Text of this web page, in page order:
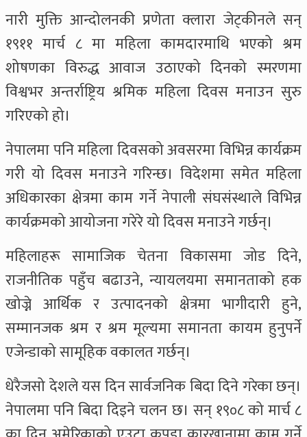
नारी मुक्ति आन्दोलनकी प्रणेता क्लारा जेट्कीनले सन्
१९११ मार्च ८ मा महिला कामदारमाथि भएको श्रम
शोषणका विरुद्ध आवाज उठाएको दिनको स्मरणमा
विश्वभर अन्तर्राष्ट्रिय श्रमिक महिला दिवस मनाउन सुरु
गरिएको हो।
नेपालमा पनि महिला दिवसको अवसरमा विभिन्न कार्यक्रम
गरी यो दिवस मनाउने गरिन्छ। विदेशमा समेत महिला
अधिकारका क्षेत्रमा काम गर्ने नेपाली संघसंस्थाले विभिन्न
कार्यक्रमको आयोजना गरेरे यो दिवस मनाउने गर्छन्।
महिलाहरू सामाजिक चेतना विकासमा जोड दिने,
राजनीतिक पहुँच बढाउने, न्यायलयमा समानताको हक
खोज्ने आर्थिक र उत्पादनको क्षेत्रमा भागीदारी हुने,
सम्मानजक श्रम र श्रम मूल्यमा समानता कायम हुनुपर्ने
एजेन्डाको सामूहिक वकालत गर्छन्।
धेरैजसो देशले यस दिन सार्वजनिक बिदा दिने गरेका छन्।
नेपालमा पनि बिदा दिइने चलन छ। सन् १९०८ को मार्च ८